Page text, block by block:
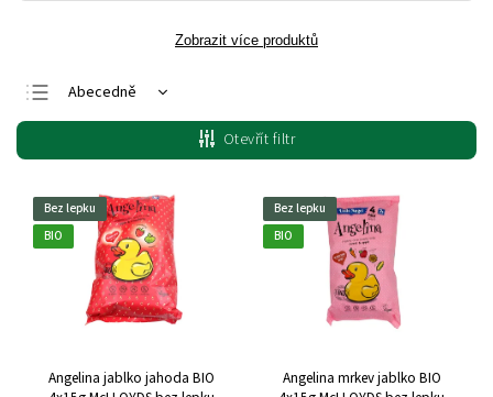
Zobrazit více produktů
Abecedně
Nejlevnější
Nejdražší
Nejprodávanější
Otevřít filtr
Bez lepku
BIO
Angelina jablko jahoda BIO
Bez lepku
BIO
Angelina mrkev jablko BIO